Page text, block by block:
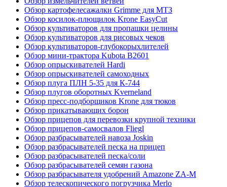
Обзор картофелесажалки Grimme для МТЗ
Обзор косилок-плющилок Krone EasyCut
Обзор культиваторов для пропашки целины
Обзор культиваторов для рисовых чеков
Обзор культиваторов-глубокорыхлителей
Обзор мини-трактора Kubota B2601
Обзор опрыскивателей Hardi
Обзор опрыскивателей самоходных
Обзор плуга ПЛН 5-35 для К-744
Обзор плугов оборотных Kverneland
Обзор пресс-подборщиков Krone для тюков
Обзор прикатывающих борон
Обзор прицепов для перевозки крупной техники
Обзор прицепов-самосвалов Fliegl
Обзор разбрасывателей навоза Joskin
Обзор разбрасывателей песка на прицеп
Обзор разбрасывателей песка/соли
Обзор разбрасывателей семян газона
Обзор разбрасывателя удобрений Amazone ZA-M
Обзор телескопического погрузчика Merlo